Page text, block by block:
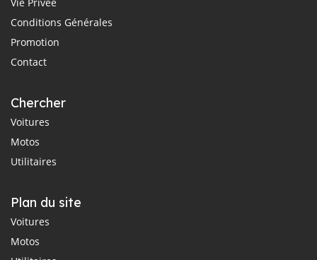
Conditions Générales
Promotion
Contact
Chercher
Voitures
Motos
Utilitaires
Plan du site
Voitures
Motos